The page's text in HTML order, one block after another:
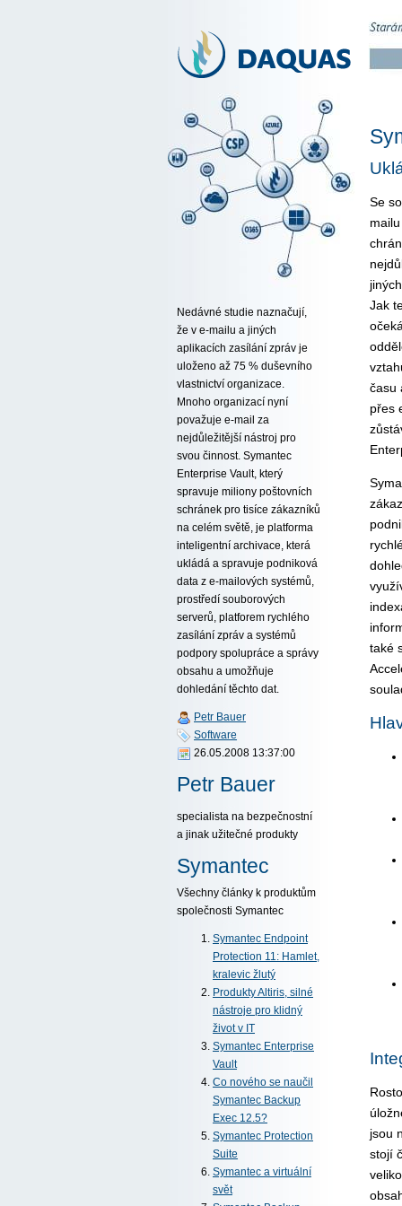
Nedávné studie naznačují,
že v e-mailu a jiných
aplikacích zasílání zpráv je
uloženo až 75 % duševního
vlastnictví organizace.
Mnoho organizací nyní
považuje e-mail za
nejdůležitější nástroj pro
svou činnost. Symantec
Enterprise Vault, který
spravuje miliony poštovních
schránek pro tisíce zákazníků
na celém světě, je platforma
inteligentní archivace, která
ukládá a spravuje podniková
data z e-mailových systémů,
prostředí souborových
serverů, platforem rychlého
zasílání zpráv a systémů
podpory spolupráce a správy
obsahu a umožňuje
dohledání těchto dat.
Petr Bauer
Software
26.05.2008 13:37:00
Petr Bauer
specialista na bezpečnostní
a jinak užitečné produkty
Symantec
Všechny články k produktům
společnosti Symantec
Symantec Endpoint
Protection 11: Hamlet,
kralevic žlutý
Produkty Altiris, silné
nástroje pro klidný
život v IT
Symantec Enterprise
Vault
Co nového se naučil
Symantec Backup
Exec 12.5?
Symantec Protection
Suite
Symantec a virtuální
svět
Se
Jak
času
přes
také
jsou
stojí